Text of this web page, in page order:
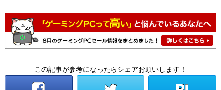
この記事が参考になったらシェアお願いします！